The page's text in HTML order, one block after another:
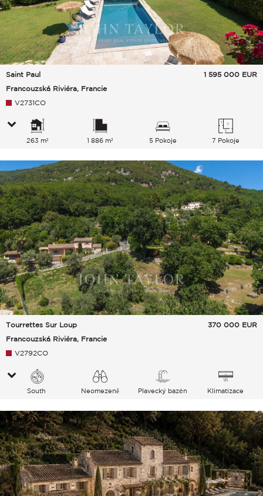
Saint Paul
Francouzská Riviéra, Francie
1 595 000 EUR
V2731CO
263 m² 1 886 m² 5 Pokoje 7 Pokoje
Tourrettes Sur Loup
Francouzská Riviéra, Francie
370 000 EUR
V2792CO
South
Neomezeně
Plavecký bazén Klimatizace